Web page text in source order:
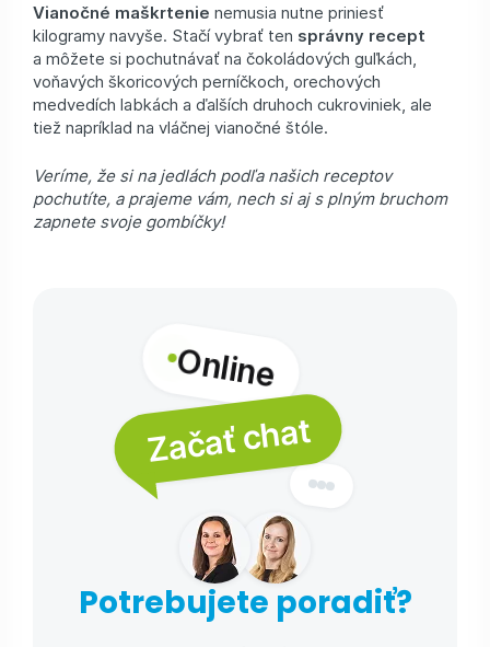
Vianočné maškrtenie nemusia nutne priniesť
kilogramy navyše. Stačí vybrať ten správny recept
a môžete si pochutnávať na čokoládových guľkách,
voňavých škoricových perníčkoch, orechových
medvedích labkách a ďalších druhoch cukroviniek, ale
tiež napríklad na vláčnej vianočné štóle.
Veríme, že si na jedlách podľa našich receptov
pochutíte, a prajeme vám, nech si aj s plným bruchom
zapnete svoje gombíčky!
Online
Začať chat
Potrebujete poradiť?